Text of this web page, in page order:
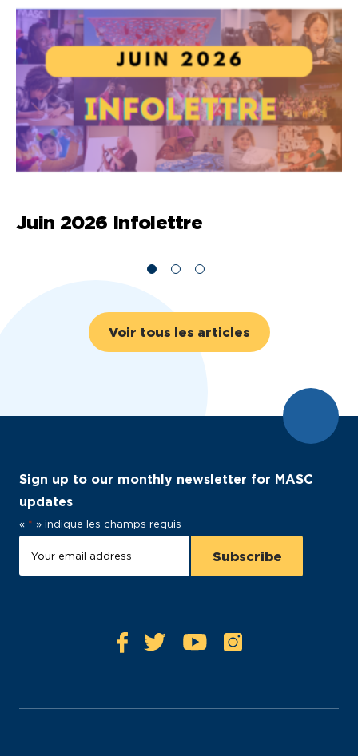
Juin 2026 Infolettre
Voir tous les articles
Sign up to our monthly newsletter for MASC
updates
« * » indique les champs requis